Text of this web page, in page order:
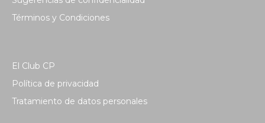
Términos y Condiciones
El Club CP
Política de privacidad
Tratamiento de datos personales